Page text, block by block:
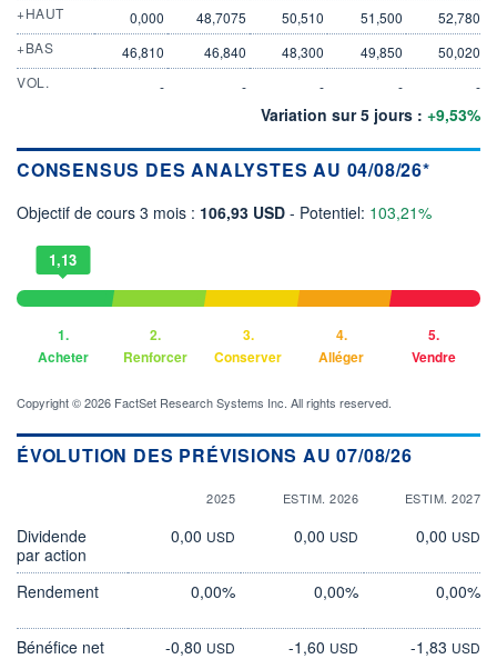
+HAUT
0,000 48,7075 50,510 51,500
52,780
+BAS
46,810 46,840 48,300 49,850
50,020
VOL.
- - - - -
Variation sur 5 jours : +9,53%
CONSENSUS DES ANALYSTES AU 04/08/26*
Objectif de cours 3 mois : 106,93 USD - Potentiel: 103,21%
1,13
1.
Acheter
2.
Renforcer
3.
Conserver
4.
Alléger
5.
Vendre
Copyright © 2026 FactSet Research Systems Inc. All rights reserved.
ÉVOLUTION DES PRÉVISIONS AU 07/08/26
2025 ESTIM. 2026 ESTIM. 2027
Dividende
par action
0,00 USD 0,00 USD 0,00 USD
Rendement 0,00% 0,00% 0,00%
Bénéfice net
-0,80 USD -1,60 USD -1,83 USD